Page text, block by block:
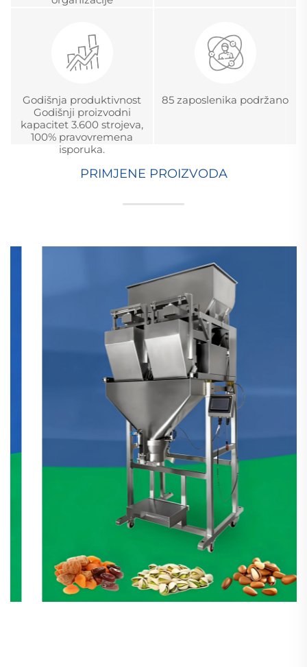
Godišnja produktivnost
Godišnji proizvodni
kapacitet 3.600 strojeva,
100% pravovremena
isporuka.
85 zaposlenika podržano
PRIMJENE PROIZVODA